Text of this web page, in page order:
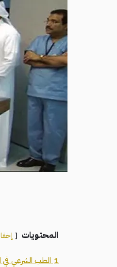
المحتويات
1 الطب الشرعي في